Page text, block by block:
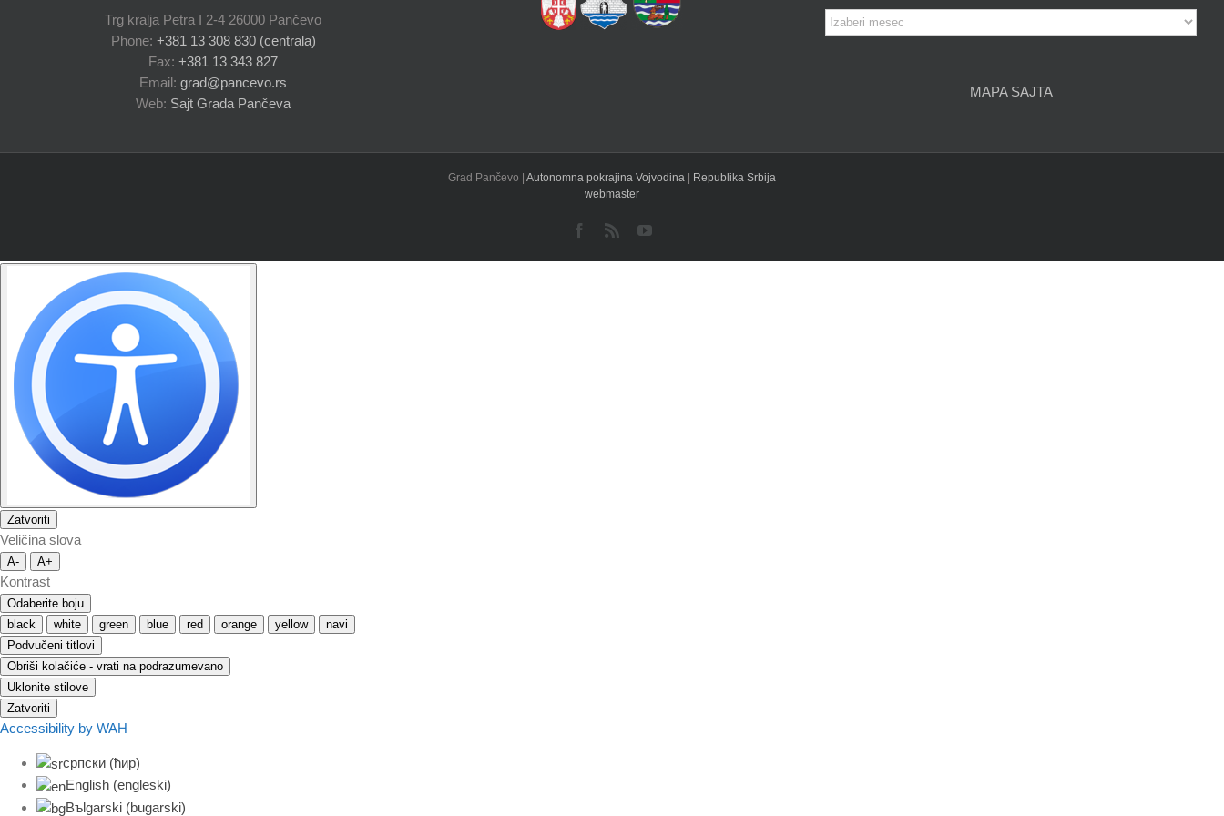
Trg kralja Petra I 2-4 26000 Pančevo
Phone: +381 13 308 830 (centrala)
Fax: +381 13 343 827
Email: grad@pancevo.rs
Web: Sajt Grada Pančeva
Arhiva
članaka
MAPA SAJTA
Grad Pančevo | Autonomna pokrajina Vojvodina | Republika Srbija
webmaster
Facebook
Rss YouTube
Zatvoriti
Veličina slova
A- A+
Kontrast
Odaberite boju
black
white green blue red orange yellow
navi
Podvučeni titlovi
Obriši kolačiće - vrati na podrazumevano
Uklonite stilove
Zatvoriti
Accessibility by WAH
српски (ћир)
English (engleski)
Bъlgarski (bugarski)